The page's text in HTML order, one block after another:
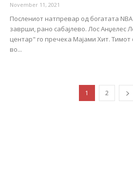
November 11, 2021
Послениот натпревар од богатата
заврши, рано сабајлево. Лос Анџелес
центар" го пречека Мајами Хит.
во...
1 2